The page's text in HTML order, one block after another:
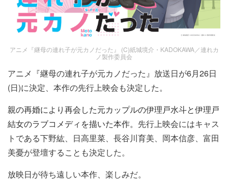
アニメ『継母の連れ子が元カノだった』 (C)紙城境介・KADOKAWA／連れカ
ノ製作委員会
アニメ『継母の連れ子が元カノだった』放送日が6月26日
(日)に決定、本作の先行上映会も決定した。
親の再婚により再会した元カップルの伊理戸水斗と伊理戸
結女のラブコメディを描いた本作。 先行上映会にはキャス
トである下野紘、日高里菜、長谷川育美、岡本信彦、富田
美憂が登壇することも決定した。
放映日が待ち遠しい本作、楽しみだ。